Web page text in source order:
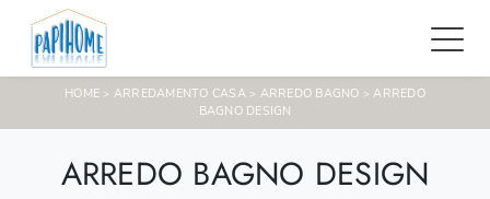
HOME > ARREDAMENTO CASA> ARREDO BAGNO >ARREDO
BAGNO DESIGN
ARREDO BAGNO DESIGN